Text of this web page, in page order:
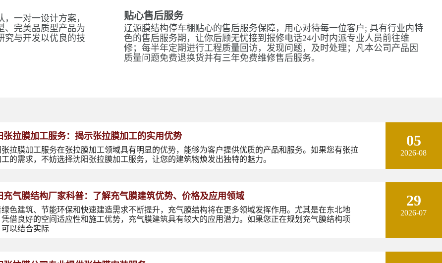
一对一设计方案，
、完美品质型产品为
究与开发以优良的技
贴心售后服务
辽源膜结构停车棚贴心的售后服务保障，用心对待每一位客户; 具有行业内特
色的售后服务期，让你后顾无忧接到报修电话24小时内派专业人员前往维
修；每半年定期进行工程质量回访，发现问题，及时处理；凡本公司产品因
质量问题免费退换货并有三年免费维修售后服务。
张拉膜加工服务：揭示张拉膜加工的实用优势
张拉膜加工服务在张拉膜加工领域具有明显的优势，能够为客户提供优质的产品和服务。如果您有张拉
工的需求，不妨选择沈阳张拉膜加工服务，让您的建筑物焕发出独特的魅力。
05
2026-08
充气膜结构厂家科普：了解充气膜建筑优势、价格及应用领域
绿色建筑、节能环保和快速建造需求不断提升，充气膜结构将在更多领域发挥作用。尤其是在东北地
凭借良好的空间适应性和施工优势，充气膜建筑具有较大的应用潜力。如果您正在规划充气膜结构项
可以结合实际
29
2026-07